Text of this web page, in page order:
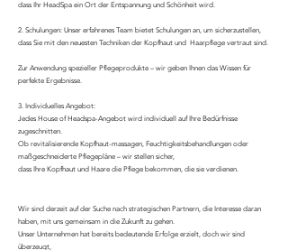
dass Ihr HeadSpa ein Ort der Entspannung und Schönheit wird.
2. Schulungen: Unser erfahrenes Team bietet Schulungen an, um sicherzustellen,
dass Sie mit den neuesten Techniken der Kopfhaut und Haarpflege vertraut sind.
Zur Anwendung spezieller Pflegeprodukte – wir geben Ihnen das Wissen für
perfekte Ergebnisse.
3. Individuelles Angebot:
Jedes House of Headspa-Angebot wird individuell auf Ihre Bedürfnisse
zugeschnitten.
Ob revitalisierende Kopfhaut-massagen, Feuchtigkeitsbehandlungen oder
maßgeschneiderte Pflegepläne – wir stellen sicher,
dass Ihre Kopfhaut und Haare die Pflege bekommen, die sie verdienen.
Wir sind derzeit auf der Suche nach strategischen Partnern, die Interesse daran
haben, mit uns gemeinsam in die Zukunft zu gehen.
Unser Unternehmen hat bereits bedeutende Erfolge erzielt, doch wir sind
überzeugt,